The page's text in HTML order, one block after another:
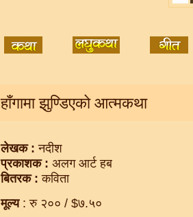
हाँगामा झुण्डिएको आत्मकथा
लेखक :नदीश
प्रकाशक : अलग आर्ट हब
बितरक :कविता
मूल्य: रु २०० / $७.५०